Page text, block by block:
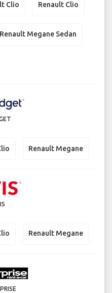
Clio Renault Clio
Renault Megane Sedan
Renault Megane
Renault Megane